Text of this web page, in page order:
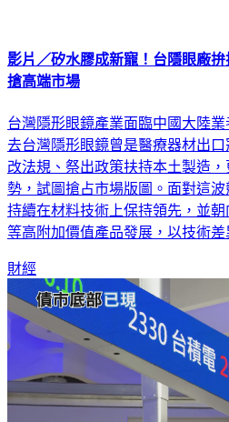
影片／矽水膠成新寵！台隱眼廠
搶高端市場
台灣隱形眼鏡產業面臨中國大陸
去台灣隱形眼鏡曾是醫療器材出
改法規、祭出政策扶持本土製造
勢，試圖搶占市場版圖。面對這
持續在材料技術上保持領先，並
等高附加價值產品發展，以技術差
財經